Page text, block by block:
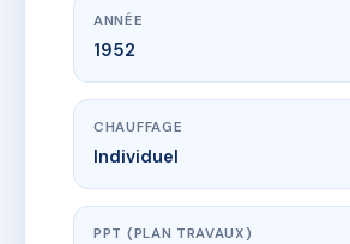
ANNÉE
1952
CHAUFFAGE
Individuel
PPT (PLAN TRAVAUX)